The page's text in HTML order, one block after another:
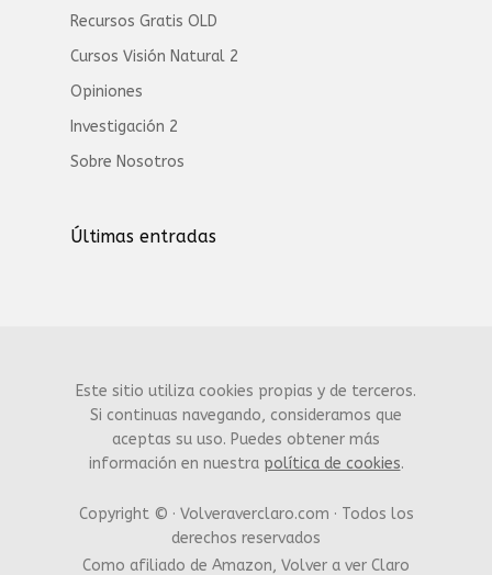
Recursos Gratis OLD
Cursos Visión Natural 2
Opiniones
Investigación 2
Sobre Nosotros
Últimas entradas
Este sitio utiliza cookies propias y de terceros.
Si continuas navegando, consideramos que
aceptas su uso. Puedes obtener más
información en nuestra política de cookies.
Copyright © · Volveraverclaro.com · Todos los
derechos reservados
Como afiliado de Amazon, Volver a ver Claro